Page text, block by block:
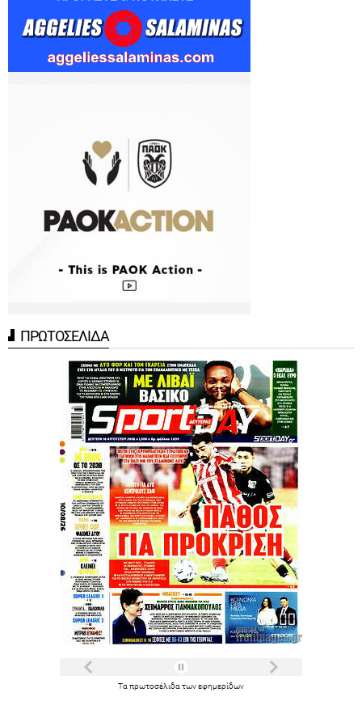
ΠΡΩΤΟΣΕΛΙΔΑ
Τα πρωτοσέλιδα τωνεφημερίδων